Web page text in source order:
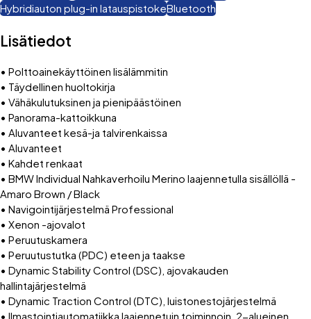
Hybridiauton plug-in latauspistokeBluetooth
Lisätiedot
• Polttoainekäyttöinen lisälämmitin
• Täydellinen huoltokirja
• Vähäkulutuksinen ja pienipäästöinen
• Panorama-kattoikkuna
• Aluvanteet kesä-ja talvirenkaissa
• Aluvanteet
• Kahdet renkaat
• BMW Individual Nahkaverhoilu Merino laajennetulla sisällöllä -
Amaro Brown / Black
• Navigointijärjestelmä Professional
• Xenon -ajovalot
• Peruutuskamera
• Peruutustutka (PDC) eteen ja taakse
• Dynamic Stability Control (DSC), ajovakauden
hallintajärjestelmä
• Dynamic Traction Control (DTC), luistonestojärjestelmä
• Ilmastointiautomatiikka laajennetuin toiminnoin, 2-alueinen